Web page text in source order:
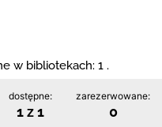
w bibliotekach: 1 .
dostępne:
1 z 1
zarezerwowane:
0